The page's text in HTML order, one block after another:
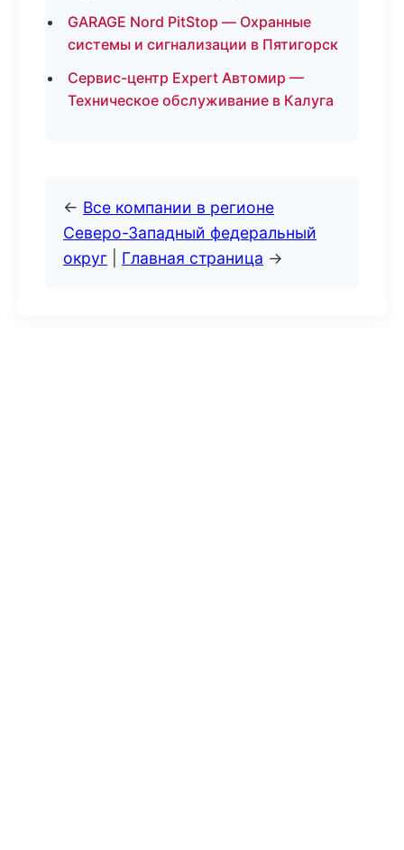
GARAGE Nord PitStop — Охранные
системы и сигнализации в Пятигорск
Сервис-центр Expert Автомир —
Техническое обслуживание в Калуга
← Все компании в регионе
Северо-Западный федеральный
округ
Главная страница →